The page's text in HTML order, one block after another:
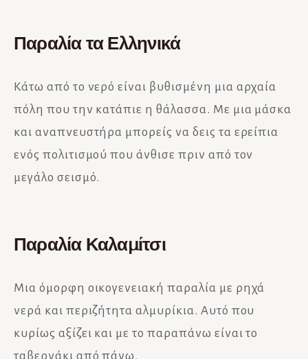
Παραλία τα Ελληνικά
Κάτω από το νερό είναι βυθισμένη μια αρχαία
πόλη που την κατάπιε η θάλασσα. Με μια μάσκα
και αναπνευστήρα μπορείς να δεις τα ερείπια
ενός πολιτισμού που άνθισε πριν από τον
μεγάλο σεισμό.
Παραλία Καλαμίτσι
Μια όμορφη οικογενειακή παραλία με ρηχά
νερά και περιζήτητα αλμυρίκια. Αυτό που
κυρίως αξίζει και με το παραπάνω είναι το
ταβερνάκι από πάνω.